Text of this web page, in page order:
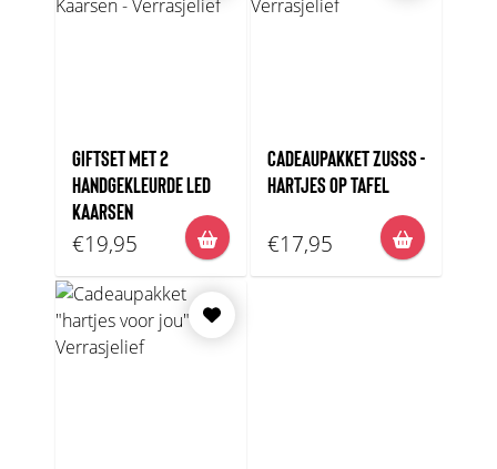
GIFTSET MET 2
HANDGEKLEURDE LED
KAARSEN
€19,95
CADEAUPAKKET ZUSSS -
HARTJES OP TAFEL
€17,95